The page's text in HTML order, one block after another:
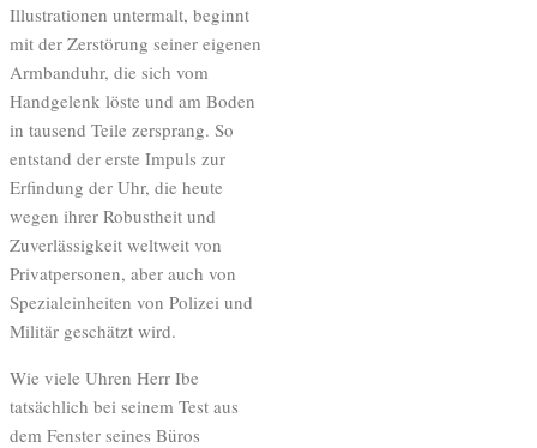
Illustrationen untermalt, beginnt
mit der Zerstörung seiner eigenen
Armbanduhr, die sich vom
Handgelenk löste und am Boden
in tausend Teile zersprang. So
entstand der erste Impuls zur
Erfindung der Uhr, die heute
wegen ihrer Robustheit und
Zuverlässigkeit weltweit von
Privatpersonen, aber auch von
Spezialeinheiten von Polizei und
Militär geschätzt wird.
Wie viele Uhren Herr Ibe
tatsächlich bei seinem Test aus
dem Fenster seines Büros